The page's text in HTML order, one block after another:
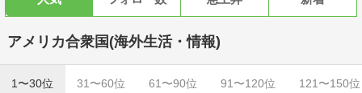
アメリカ合衆国(海外生活・情報)
1〜30位 31〜60位 61〜90位 91〜120位 121〜150位